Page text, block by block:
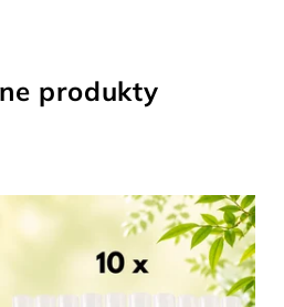
produkty